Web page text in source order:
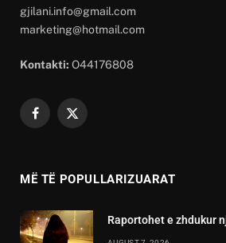
gjilani.info@gmail.com
marketing@hotmail.com
Kontakti: O44176808
Facebook
X
MË TË POPULLARIZUARAT
Raportohet e zhdukur